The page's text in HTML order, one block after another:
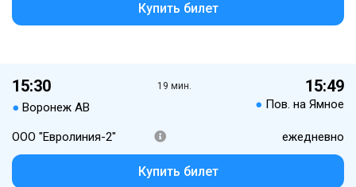
Купить билет
15:30
● Воронеж АВ
19 мин. 15:49
● Пов. на Ямное
ООО "Евролиния-2" ежедневно
Купить билет